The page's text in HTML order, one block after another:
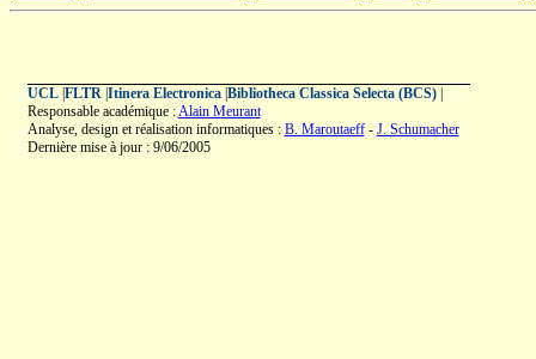
UCL| FLTR| Itinera Electronica| Bibliotheca Classica Selecta (BCS)|
Responsable académique :Alain Meurant
Analyse, design et réalisation informatiques : B. Maroutaeff- J. Schumacher
Dernière mise à jour : 9/06/2005